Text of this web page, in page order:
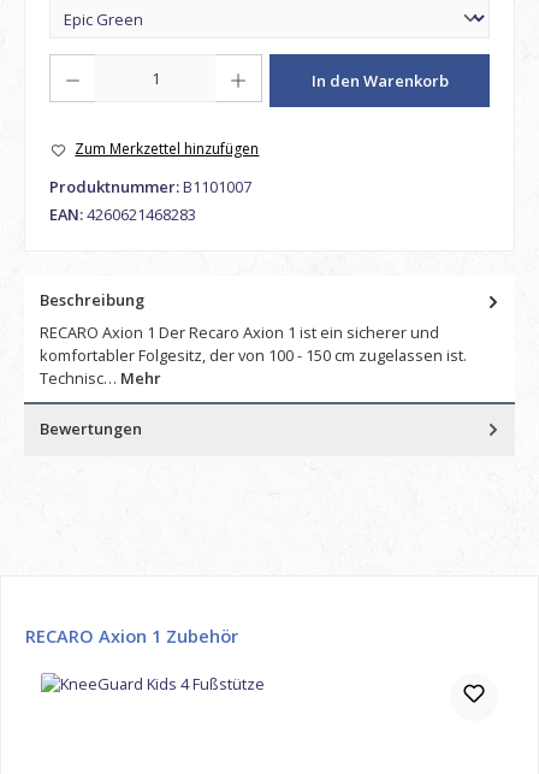
In den Warenkorb
Zum Merkzettel hinzufügen
Produktnummer:B1101007
EAN:4260621468283
Beschreibung
RECARO Axion 1 Der Recaro Axion 1 ist ein sicherer und
komfortabler Folgesitz, der von 100 - 150 cm zugelassen ist.
Technisc… Mehr
Bewertungen
Produktgalerie überspringen
RECARO Axion 1 Zubehör